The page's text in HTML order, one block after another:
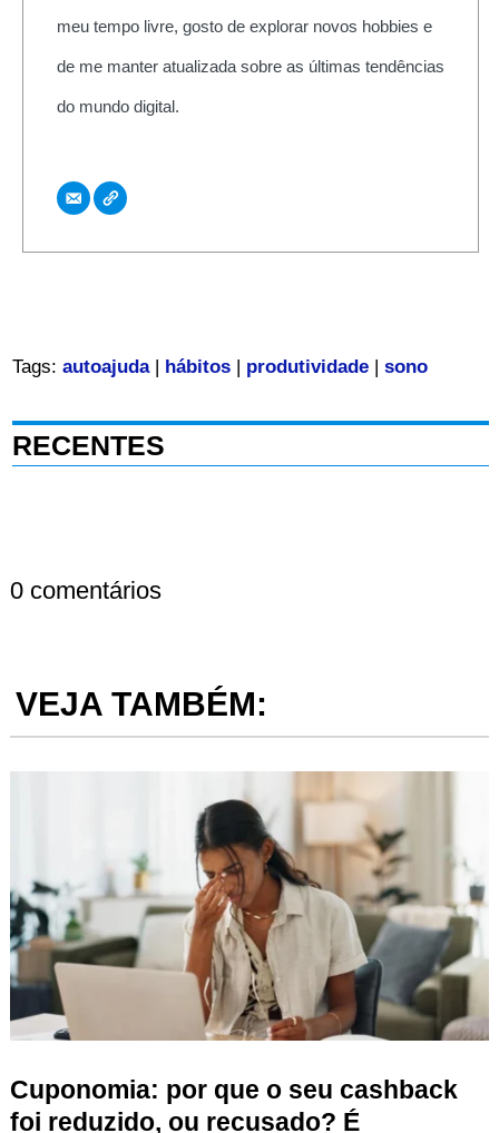
meu tempo livre, gosto de explorar novos hobbies e
de me manter atualizada sobre as últimas tendências
do mundo digital.
Tags: autoajuda| hábitos| produtividade| sono
RECENTES
0 comentários
VEJA TAMBÉM:
Cuponomia: por que o seu cashback
foi reduzido, ou recusado? É